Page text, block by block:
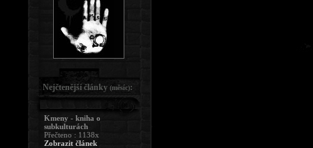
Nejčtenější články (měsíc):
Kmeny - kniha o
subkulturách
Přečteno : 1138x
Zobrazit článek